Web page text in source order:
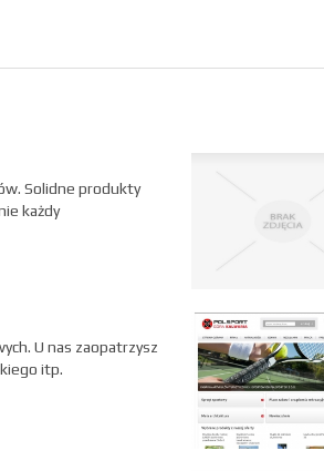
Solidne produkty
każdy
U nas zaopatrzysz
itp.